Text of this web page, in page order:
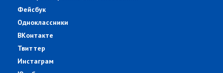
Фейсбук
Одноклассники
ВКонтакте
Твиттер
Инстаграм